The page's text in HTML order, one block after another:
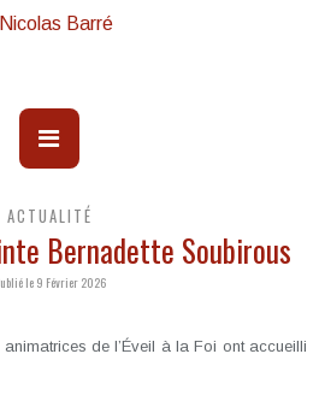
ACTUALITÉ
Bernadette Soubirous
le 9 Février 2026
de l’Éveil à la Foi ont accueilli